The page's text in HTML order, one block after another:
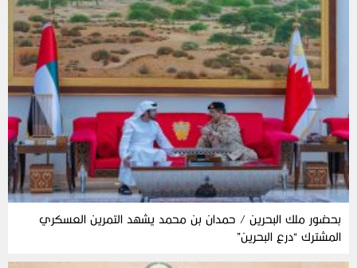
بحضور ملك البحرين / حمدان بن محمد يشهد التمرين العسكري
المشترك “درع البحرين”